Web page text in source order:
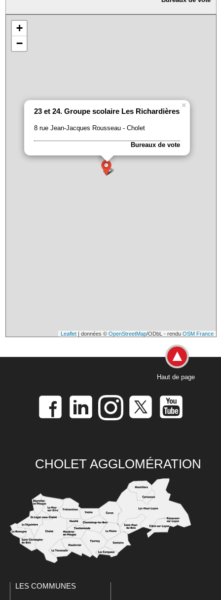
23 et 24. Groupe scolaire Les Richardières
8 rue Jean-Jacques Rousseau - Cholet
Bureaux de vote
×
+
−
Leaflet| données © OpenStreetMap/ODbL - rendu OSM France
Haut de page
CHOLET AGGLOMÉRATION
LES COMMUNES